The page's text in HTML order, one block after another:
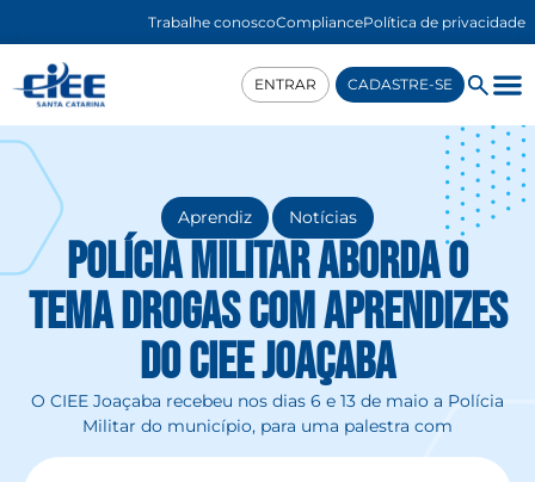
Trabalhe conoscoCompliancePolítica de privacidade
ENTRAR CADASTRE-SE
Aprendiz , Notícias
Polícia Militar aborda o
tema drogas com aprendizes
do CIEE Joaçaba
O CIEE Joaçaba recebeu nos dias 6 e 13 de maio a Polícia
Militar do município, para uma palestra com